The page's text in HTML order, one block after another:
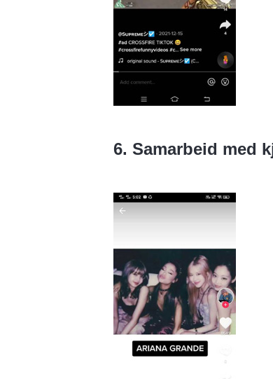
6. Samarbeid med